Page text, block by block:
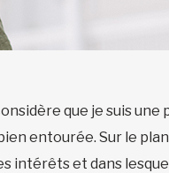
que je suis une
entourée. Sur le plan
intérêts et dans